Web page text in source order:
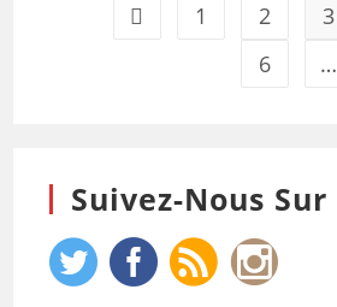
1 2 3
6
…
Suivez-Nous Sur